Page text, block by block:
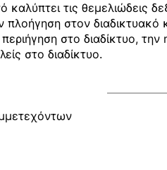
τις θεμελιώδεις
πλοήγηση στον
στο διαδίκτυο,
στο διαδίκτυο.